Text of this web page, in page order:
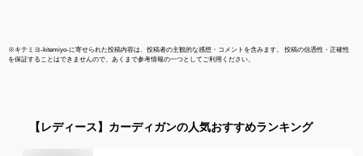
※キテミヨ-kitemiyo-に寄せられた投稿内容は、投稿者の主観的な感想・コメントを含みます。 投稿の信憑性・正確性
を保証することはできませんので、あくまで参考情報の一つとしてご利用ください。
【レディース】 カーディガンの人気おすすめランキング